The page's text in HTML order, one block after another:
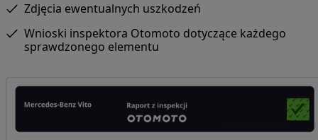
Zdjęcia ewentualnych uszkodzeń
Wnioski inspektora Otomoto dotyczące każdego
sprawdzonego elementu